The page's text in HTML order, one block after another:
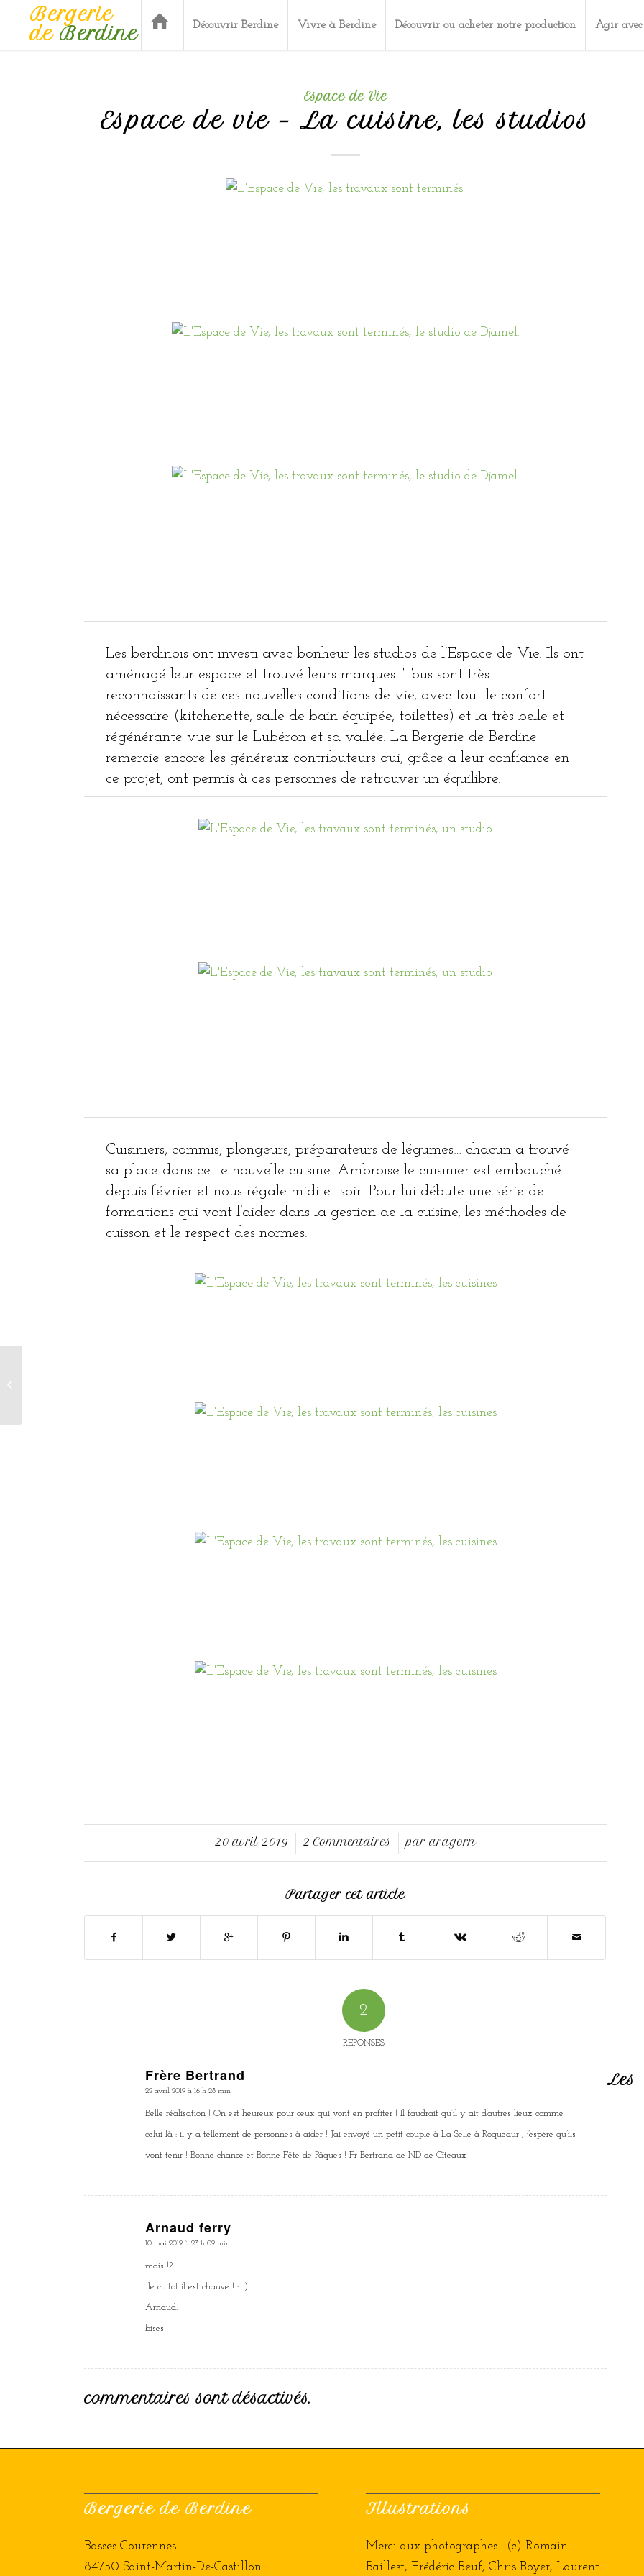
Bergerie
deBerdine Découvrir Berdine Vivre à Berdine Découvrir ou acheter notre production Agir avec
Espace de Vie
Espace de vie – La cuisine, les studios
Les berdinois ont investi avec bonheur les studios de l’Espace de Vie. Ils ont
aménagé leur espace et trouvé leurs marques. Tous sont très
reconnaissants de ces nouvelles conditions de vie, avec tout le confort
nécessaire (kitchenette, salle de bain équipée, toilettes) et la très belle et
régénérante vue sur le Lubéron et sa vallée. La Bergerie de Berdine
remercie encore les généreux contributeurs qui, grâce a leur confiance en
ce projet, ont permis à ces personnes de retrouver un équilibre.
Cuisiniers, commis, plongeurs, préparateurs de légumes… chacun a trouvé
sa place dans cette nouvelle cuisine. Ambroise le cuisinier est embauché
depuis février et nous régale midi et soir. Pour lui débute une série de
formations qui vont l’aider dans la gestion de la cuisine, les méthodes de
cuisson et le respect des normes.
20 avril 2019
/ 2 Commentaires
/ pararagorn
Partager cet article
2
RÉPONSES
Frère Bertrand
dit
22 avril 2019 à 16 h 28 min
Belle réalisation ! On est heureux pour ceux qui vont en profiter ! Il faudrait qu’il y ait d’autres lieux comme
celui-là : il y a tellement de personnes à aider ! J’ai envoyé un petit couple à La Selle à Roquedur ; j’espère qu’ils
vont tenir ! Bonne chance et Bonne Fête de Pâques ! Fr Bertrand de ND de Cîteaux
Arnaud ferry
dit
10 mai 2019 à 23 h 09 min
mais !?
..le cuitot il est chauve ! :_)
Arnaud.
bises
Les
commentaires sont désactivés.
Bergerie de Berdine
Basses Courennes
84750 Saint-Martin-De-Castillon
Illustrations
Merci aux photographes : (c) Romain
Baillest, Frédéric Beuf, Chris Boyer, Laurent